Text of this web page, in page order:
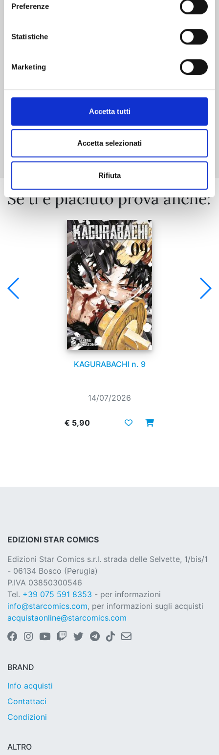
Preferenze
Statistiche
Marketing
Accetta tutti
Accetta selezionati
Rifiuta
V
ARIANT COVER EDITION CON 1 ILLUSTRATION CARD E 1 SET DI STICKER
Se ti è piaciuto prova anche:
KAGURABACHI n. 9
14/07/2026
€ 5,90
EDIZIONI STAR COMICS
Edizioni Star Comics s.r.l. strada delle Selvette, 1/bis/1
- 06134 Bosco (Perugia)
P.IVA 03850300546
Tel. +39 075 591 8353 - per informazioni
info@starcomics.com, per informazioni sugli acquisti
acquistaonline@starcomics.com
BRAND
Info acquisti
Contattaci
Condizioni
ALTRO